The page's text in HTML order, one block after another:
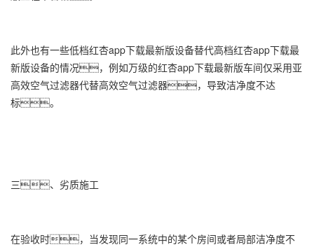
此外也有一些低档红杏app下载最新版设备替代高档红杏app下载最
新版设备的情况，例如万级的红杏app下载最新版车间仅采用亚
高效空气过滤器代替高效空气过滤器，导致洁净度不达
标。
三、劣质施工
在验收时，当发现同一系统中的某个房间或者局部洁净度不